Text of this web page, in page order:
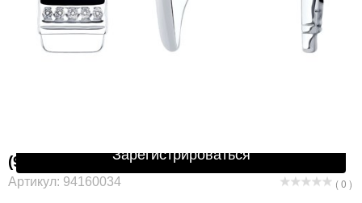
(94160034) (Запонки) (Ag 925)
Артикул: 94160034 ( 0 )
Защита от автоматической регистрации
Зарегистрироваться